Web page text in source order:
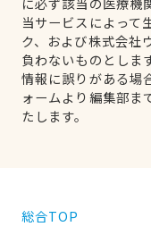
当サービスによって
ク、および株式会社
負わないものとします
情報に誤りがある場
ォームより編集部ま
たします。
総合TOP